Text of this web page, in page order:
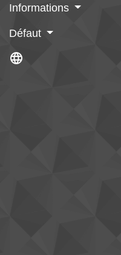
Informations
Défaut
language